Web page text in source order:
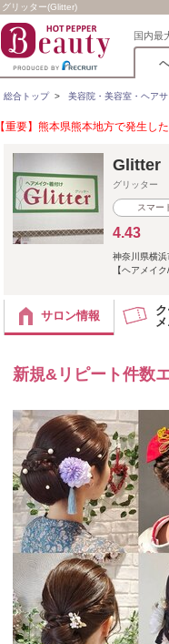
グリッター(Glitter)
国内最
総合トップ> 美容院・美容室・ヘア
【重要】熊本県熊本地方で発生し
Glitter
グリッター
スマー
4.43
神奈川県横
【ヘアメイ
サロン情報
新規&リピート件数